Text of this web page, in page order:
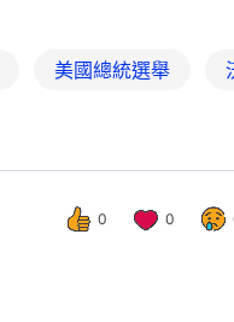
美國總統選舉
0 0